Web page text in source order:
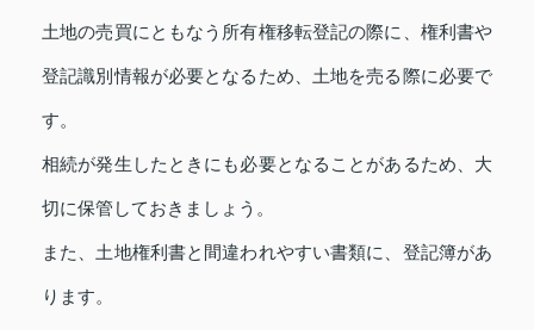
土地の売買にともなう所有権移転登記の際に、権利書や
登記識別情報が必要となるため、土地を売る際に必要で
す。
相続が発生したときにも必要となることがあるため、大
切に保管しておきましょう。
また、土地権利書と間違われやすい書類に、登記簿があ
ります。